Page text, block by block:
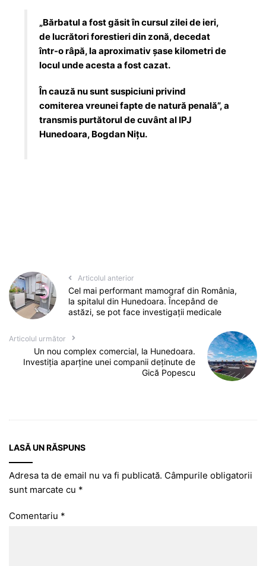
„Bărbatul a fost găsit în cursul zilei de ieri,
de lucrători forestieri din zonă, decedat
într-o râpă, la aproximativ șase kilometri de
locul unde acesta a fost cazat.
În cauză nu sunt suspiciuni privind
comiterea vreunei fapte de natură penală”, a
transmis purtătorul de cuvânt al IPJ
Hunedoara, Bogdan Nițu.
Articolul anterior
Cel mai performant mamograf din România,
la spitalul din Hunedoara. Începând de
astăzi, se pot face investigații medicale
Articolul următor
Un nou complex comercial, la Hunedoara.
Investiția aparține unei companii deținute de
Gică Popescu
LASĂ UN RĂSPUNS
Adresa ta de email nu va fi publicată. Câmpurile obligatorii
sunt marcate cu *
Comentariu *